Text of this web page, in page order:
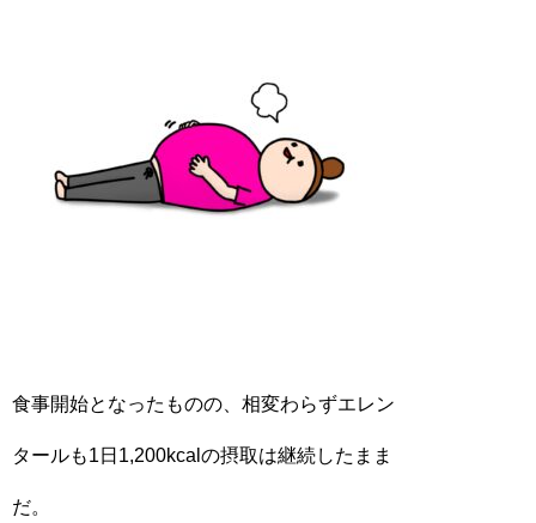
食事開始となったものの、相変わらずエレン
タールも1日1,200kcalの摂取は継続したまま
だ。